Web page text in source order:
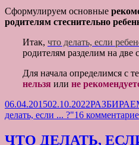
Сформулируем основные
родителям стеснительно
Итак, что делать, если
родителям разделим на две
Для начала определимся с
нельзя или не
Опубликовано
06.04.201502.10.2022Рубрики
делать, если ... ?"16
ЧТО ДЕЛАТЬ,